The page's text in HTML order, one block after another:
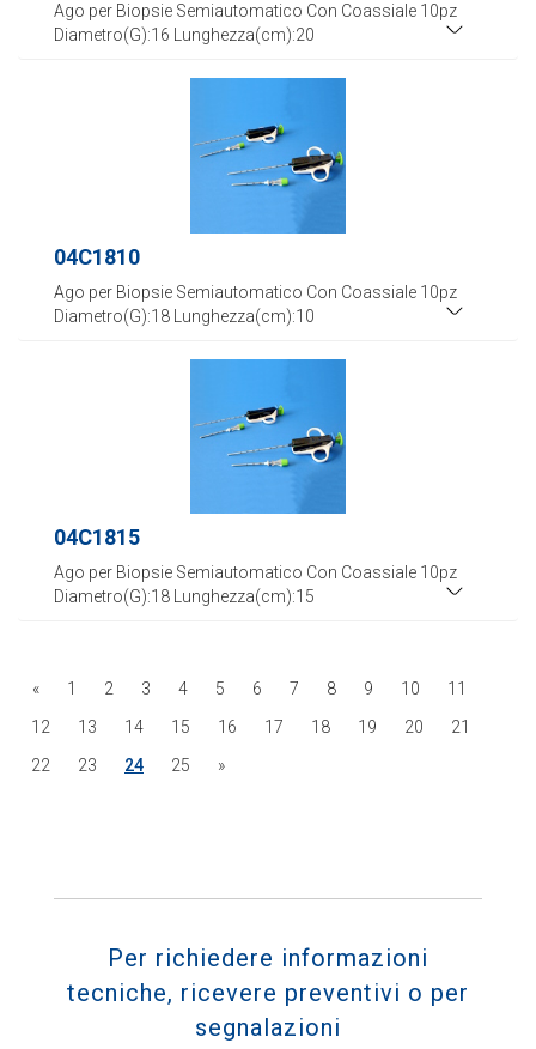
Ago per Biopsie Semiautomatico Con Coassiale 10pz
Diametro(G):16 Lunghezza(cm):20
04C1810
Ago per Biopsie Semiautomatico Con Coassiale 10pz
Diametro(G):18 Lunghezza(cm):10
04C1815
Ago per Biopsie Semiautomatico Con Coassiale 10pz
Diametro(G):18 Lunghezza(cm):15
« 1 2 3 4 5 6 7 8 9 10
11
12
13 14 15 16 17 18 19 20
21
22
23 24 25 »
Per richiedere informazioni
tecniche, ricevere preventivi o per
segnalazioni